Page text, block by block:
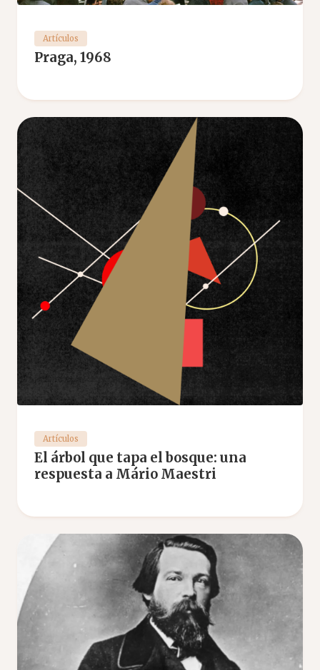
Artículos
Praga, 1968
Artículos
El árbol que tapa el bosque: una
respuesta a Mário Maestri